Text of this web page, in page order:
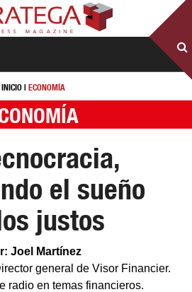
INICIO | ECONOMÍA
el sueño
justos
Joel Martínez
general de Visor Financier.
radio en temas financieros.